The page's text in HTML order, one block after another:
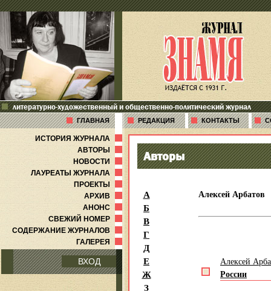
литературно-художественный и общественно-политический журнал
ГЛАВНАЯ РЕДАКЦИЯ КОНТАКТЫ
ИСТОРИЯ ЖУРНАЛА
АВТОРЫ
НОВОСТИ
ЛАУРЕАТЫ ЖУРНАЛА
ПРОЕКТЫ
АРХИВ
АНОНС
СВЕЖИЙ НОМЕР
СОДЕРЖАНИЕ ЖУРНАЛОВ
ГАЛЕРЕЯ
ВХОД
Авторы
А
Б
В
Г
Д
Е
Ж
З
Алексей Арбатов
Алексей
России